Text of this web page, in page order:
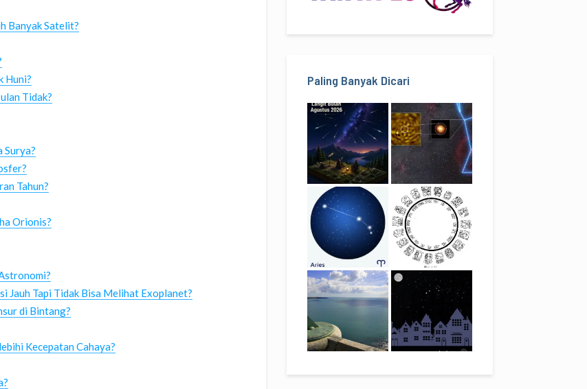
Banyak Satelit?
Huni?
Tidak?
Surya?
Tahun?
Orionis?
Jauh Tapi Tidak Bisa Melihat Exoplanet?
di Bintang?
Kecepatan Cahaya?
Paling Banyak Dicari